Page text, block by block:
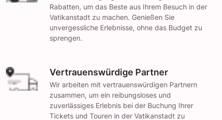
Rabatten, um das Beste aus Ihrem Besuch in der
Vatikanstadt zu machen. Genießen Sie
unvergessliche Erlebnisse, ohne das Budget zu
sprengen.
Vertrauenswürdige Partner
Wir arbeiten mit vertrauenswürdigen Partnern
zusammen, um ein reibungsloses und
zuverlässiges Erlebnis bei der Buchung Ihrer
Tickets und Touren in der Vatikanstadt zu